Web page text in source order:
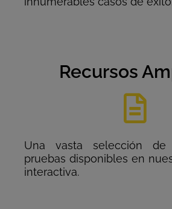
Recursos
Una vasta selección de
pruebas disponibles en
interactiva.